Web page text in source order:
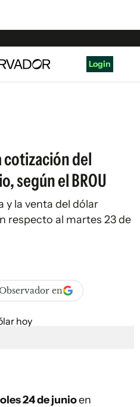
Login
cotización del
según el BROU
y la venta del dólar
respecto al martes 23 de
en
24 de junioen